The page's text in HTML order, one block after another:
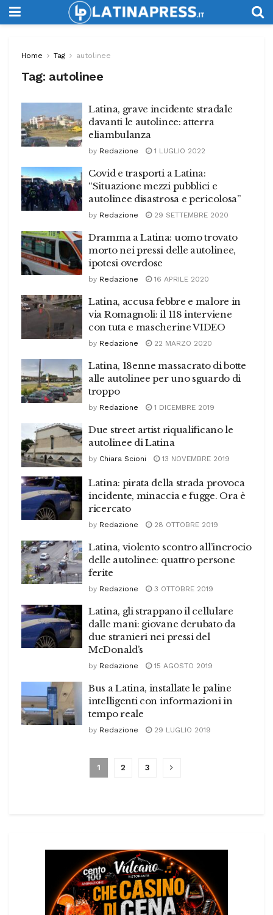
Home Tag autolinee
Tag: autolinee
Latina, grave incidente stradale
davanti le autolinee: atterra
eliambulanza
by Redazione 1 LUGLIO 2022
Covid e trasporti a Latina:
“Situazione mezzi pubblici e
autolinee disastrosa e pericolosa”
by Redazione 29 SETTEMBRE 2020
Dramma a Latina: uomo trovato
morto nei pressi delle autolinee,
ipotesi overdose
by Redazione 16 APRILE 2020
Latina, accusa febbre e malore in
via Romagnoli: il 118 interviene
con tuta e mascherine VIDEO
by Redazione 22 MARZO 2020
Latina, 18enne massacrato di botte
alle autolinee per uno sguardo di
troppo
by Redazione 1 DICEMBRE 2019
Due street artist riqualificano le
autolinee di Latina
by Chiara Scioni 13 NOVEMBRE 2019
Latina: pirata della strada provoca
incidente, minaccia e fugge. Ora è
ricercato
by Redazione 28 OTTOBRE 2019
Latina, violento scontro all’incrocio
delle autolinee: quattro persone
ferite
by Redazione 3 OTTOBRE 2019
Latina, gli strappano il cellulare
dalle mani: giovane derubato da
due stranieri nei pressi del
McDonald’s
by Redazione 15 AGOSTO 2019
Bus a Latina, installate le paline
intelligenti con informazioni in
tempo reale
by Redazione 29 LUGLIO 2019
1 2 3